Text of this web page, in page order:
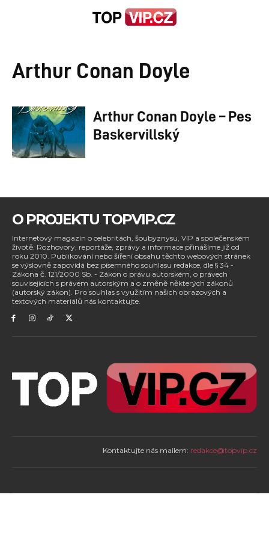
Arthur Conan Doyle
Arthur Conan Doyle – Pes
Baskervillský
O PROJEKTU TOPVIP.CZ
Internetový magazín o celebritách, šoubyznysu, VIP a společenském
životě. Rozhovory, reportáže, zprávy a informace přinášíme již od
roku 2010. Publikování nebo šíření obsahu těchto webových stránek
se výslovně zapovídá bez písemného souhlasu redakce, dle § 34 -
Zákona č. 121/2000 Sb. - Zákon o právu autorském, o právech
souvisejících s právem autorským a o změně některých zákonů
(autorský zákon). Pro souhlas s využitím našich obrazových a
textových materiálů nás kontaktujte.
Kontaktujte nás mailem: redakce@topvip.cz